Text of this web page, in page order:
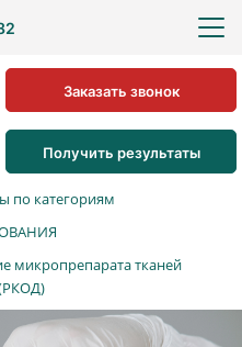
Получить результаты
Заказать звонок
по категориям
микропрепарата тканей